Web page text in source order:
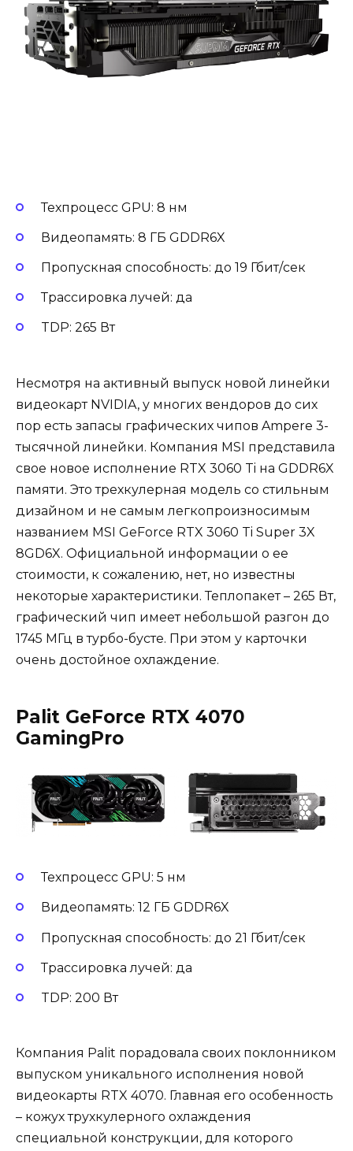
Техпроцесс GPU: 8 нм
Видеопамять: 8 ГБ GDDR6X
Пропускная способность: до 19 Гбит/сек
Трассировка лучей: да
TDP: 265 Вт
Несмотря на активный выпуск новой линейки
видеокарт NVIDIA, у многих вендоров до сих
пор есть запасы графических чипов Ampere 3-
тысячной линейки. Компания MSI представила
свое новое исполнение RTX 3060 Ti на GDDR6X
памяти. Это трехкулерная модель со стильным
дизайном и не самым легкопроизносимым
названием MSI GeForce RTX 3060 Ti Super 3X
8GD6X. Официальной информации о ее
стоимости, к сожалению, нет, но известны
некоторые характеристики. Теплопакет – 265 Вт,
графический чип имеет небольшой разгон до
1745 МГц в турбо-бусте. При этом у карточки
очень достойное охлаждение.
Palit GeForce RTX 4070
GamingPro
Техпроцесс GPU: 5 нм
Видеопамять: 12 ГБ GDDR6X
Пропускная способность: до 21 Гбит/сек
Трассировка лучей: да
TDP: 200 Вт
Компания Palit порадовала своих поклонником
выпуском уникального исполнения новой
видеокарты RTX 4070. Главная его особенность
– кожух трухкулерного охлаждения
специальной конструкции, для которого